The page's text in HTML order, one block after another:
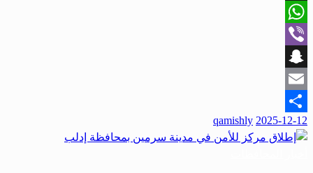
X
WhatsApp
Viber
Snapchat
Email
Share
نُشر
في
2025-12-12
qamishly